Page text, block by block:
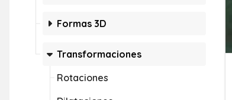
Formas 3D
Transformaciones
Rotaciones